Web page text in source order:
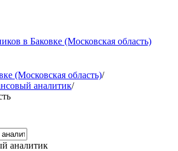
в Баковке (Московская область)
(Московская область)/
аналитик/
аналитик